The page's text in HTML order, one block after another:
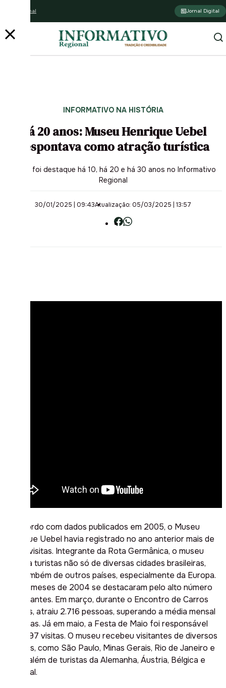
Assine o jornal Jornal Digital
INFORMATIVO NA HISTÓRIA
Há 20 anos: Museu Henrique Uebel
despontava como atração turística
O que foi destaque há 10, há 20 e há 30 anos no Informativo
Regional
30/01/2025 | 09:43Atualização: 05/03/2025 | 13:57
De acordo com dados publicados em 2005, o Museu
Henrique Uebel havia registrado no ano anterior mais de
7,7 mil visitas. Integrante da Rota Germânica, o museu
recebia turistas não só de diversas cidades brasileiras,
mas também de outros países, especialmente da Europa.
Alguns meses de 2004 se destacaram pelo alto número
de visitantes. Em março, durante o Encontro de Carros
Antigos, atraiu 2.716 pessoas, superando a média mensal
de visitas. Já em maio, a Festa de Maio foi responsável
por 1.497 visitas. O museu recebeu visitantes de diversos
estados, como São Paulo, Minas Gerais, Rio de Janeiro e
Bahia, além de turistas da Alemanha, Áustria, Bélgica e
Portugal.